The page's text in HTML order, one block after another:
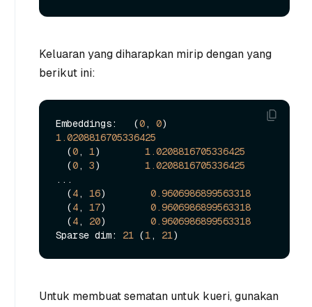
Keluaran yang diharapkan mirip dengan yang
berikut ini:
Embeddings:   (0, 0
1.0208816705336425
  (
0, 1) 1.0208816705336425
  (
0, 3) 1.0208816705336425
...
  (
4, 16) 0.9606986899563318
  (
4, 17) 0.9606986899563318
  (
4, 20) 0.9606986899563318
Sparse dim: 21 (1, 21
Untuk membuat sematan untuk kueri, gunakan